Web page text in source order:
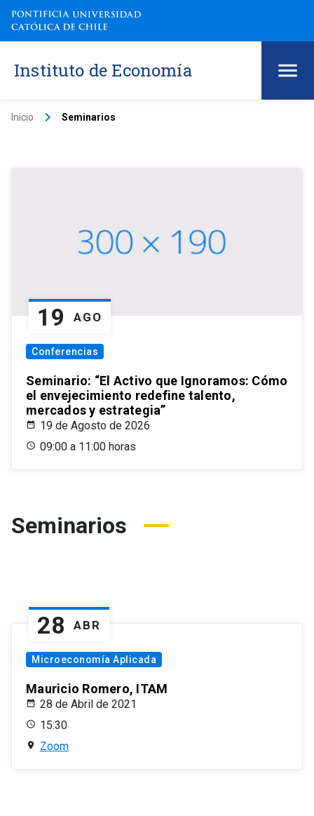
Instituto de Economía
Inicio keyboard_arrow_right Seminarios
19 AGO
Conferencias
Seminario: “El Activo que Ignoramos: Cómo
el envejecimiento redefine talento,
mercados y estrategia”
19 de Agosto de 2026
09:00 a 11:00 horas
Seminarios
28 ABR
Microeconomía Aplicada
Mauricio Romero, ITAM
28 de Abril de 2021
15:30
Zoom